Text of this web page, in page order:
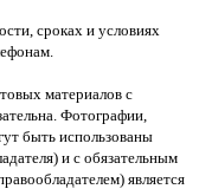
сроках и условиях
материалов с
Фотографии,
быть использованы
и с обязательным
является